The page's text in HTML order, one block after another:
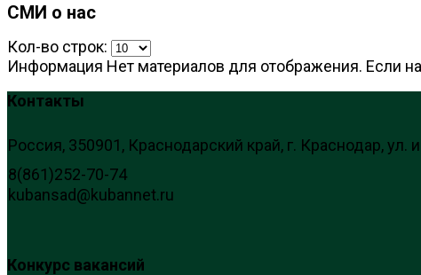
СМИ о нас
Кол-во строк:
Информация Нет материалов для отображения. Если
Контакты
Россия, 350901, Краснодарский край, г. Краснодар,
8(861)252-70-74
kubansad@kubannet.ru
Конкурс вакансий